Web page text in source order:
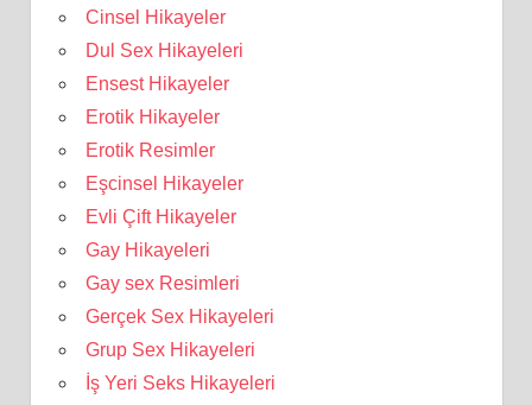
Cinsel Hikayeler
Dul Sex Hikayeleri
Ensest Hikayeler
Erotik Hikayeler
Erotik Resimler
Eşcinsel Hikayeler
Evli Çift Hikayeler
Gay Hikayeleri
Gay sex Resimleri
Gerçek Sex Hikayeleri
Grup Sex Hikayeleri
İş Yeri Seks Hikayeleri